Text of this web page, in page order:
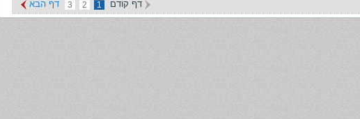
דף קודם 1
2
3 דף הבא